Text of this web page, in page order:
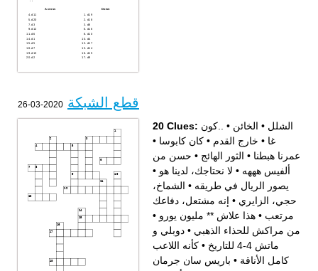
Across
d11
d20
d3
d12
d6
d1
d5
d7
d13
d2
Down
d19
d18
d8
d16
d10
d4
d17
d14
d15
d9
قطع الشبكة 2020-03-26
20 Clues: الشلل • الخائن •
..كون
غا • خارج القدم • كان كابوسا •
عمرنا هبطنا • الثور الهائج • حسن من
ألفيس هههه • لا نحتاجك، لدينا هو •
يصور الريال في طريقه • الشماخ،
حجي، الزايري • إنه مشتعل، دفاعك
مرتعب • هذا علاش ** مليون يورو •
من مراكش للحذاء الذهبي • دوبلي و
ماتش 4-4 للتاريخ
• كأنه اللاعب
كامل الأناقة • باريس سان جرمان